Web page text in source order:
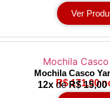
Ver
Mochila Casco
R$ 171,00
12xde R$ 15,00